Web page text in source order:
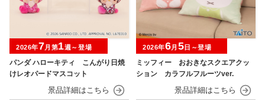
パンダ ハローキティ こんがり日焼
けレオパードマスコット
2026年7月第1週～登場
ミッフィー おおきなスクエアクッ
ション カラフルフルーツver.
2026年6月 5日～登場